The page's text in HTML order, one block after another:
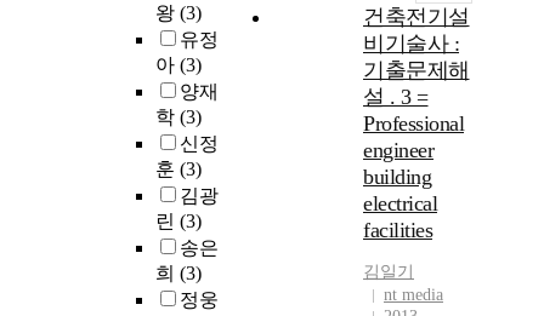
왕 (3)
유정
아 (3)
양재
학 (3)
신정
훈 (3)
김광
린 (3)
송은
희 (3)
정웅
건축전기설
비기술사 :
기출문제해
설 . 3 =
Professional
engineer
building
electrical
facilities
김일기
nt media